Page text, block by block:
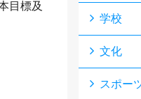
目標及
学校
文化
スポー